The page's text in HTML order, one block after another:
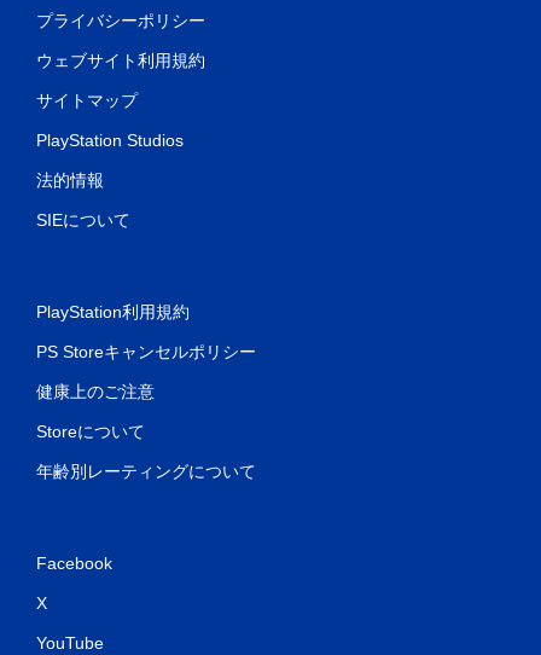
プライバシーポリシー
ウェブサイト利用規約
サイトマップ
PlayStation Studios
法的情報
SIEについて
PlayStation利用規約
PS Storeキャンセルポリシー
健康上のご注意
Storeについて
年齢別レーティングについて
Facebook
X
YouTube